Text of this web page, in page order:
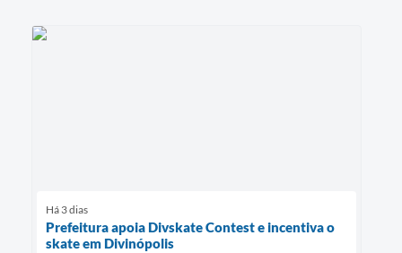
Há 3 dias
Prefeitura apoia Divskate Contest e incentiva o
skate em Divinópolis